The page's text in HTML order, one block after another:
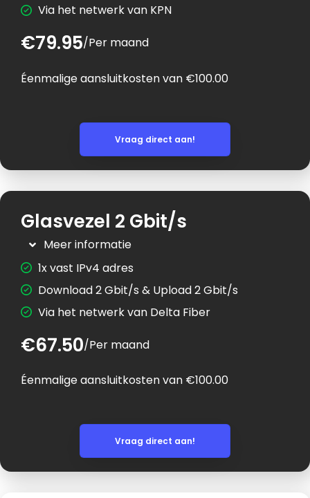
Via het netwerk van KPN
€79.95/Per maand
Éenmalige aansluitkosten van €100.00
Vraag direct aan!
Glasvezel 2 Gbit/s
Meer informatie
1x vast IPv4 adres
Download 2 Gbit/s & Upload 2 Gbit/s
Via het netwerk van Delta Fiber
€67.50/Per maand
Éenmalige aansluitkosten van €100.00
Vraag direct aan!